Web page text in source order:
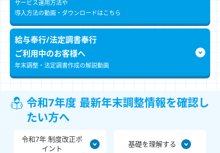
サービス運用方法や
導入方法の動画・ダウンロードはこちら
給与奉行/法定調書奉行
ご利用中のお客様へ
年末調整・法定調書作成の解説動画
令和7年度 最新年末調整情報を確認し
たい方へ
令和7年 制度改正ポ
イント
基礎を理解する